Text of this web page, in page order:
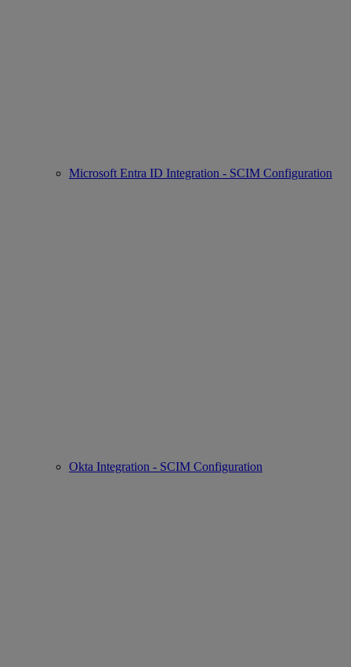
Microsoft Entra ID Integration - SCIM Configuration
Okta Integration - SCIM Configuration